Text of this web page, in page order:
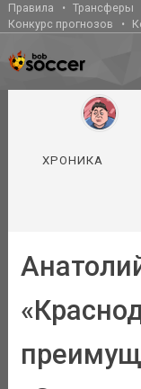
Правила Трансферы
Конкурс прогнозов
ХРОНИКА